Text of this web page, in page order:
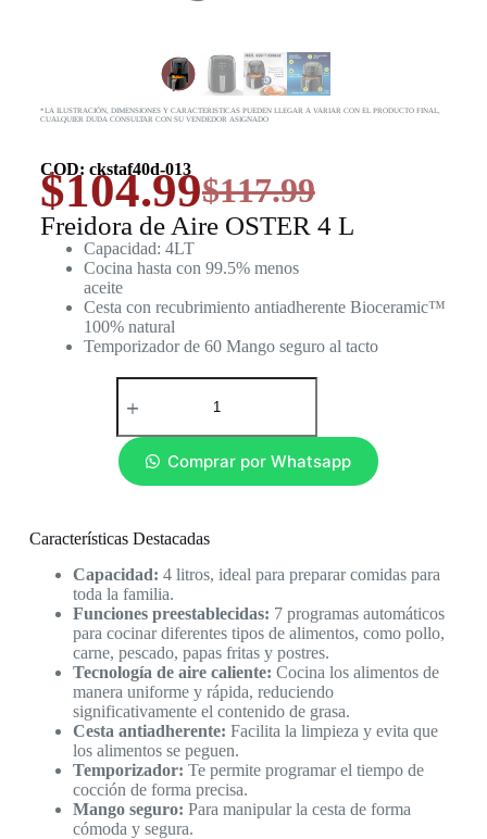
*LA ILUSTRACIÓN, DIMENSIONES Y CARACTERISTICAS PUEDEN LLEGAR A VARIAR CON EL PRODUCTO FINAL,
CUALQUIER DUDA CONSULTAR CON SU VENDEDOR ASIGNADO
COD: ckstaf40d-013
$117.99
$104.99
Freidora de Aire OSTER 4 L
Capacidad: 4LT
Cocina hasta con 99.5% menos
aceite
Cesta con recubrimiento antiadherente Bioceramic™
100% natural
Temporizador de 60 Mango seguro al tacto
Comprar por Whatsapp
Características Destacadas
Capacidad: 4 litros, ideal para preparar comidas para
toda la familia.
Funciones preestablecidas: 7 programas automáticos
para cocinar diferentes tipos de alimentos, como pollo,
carne, pescado, papas fritas y postres.
Tecnología de aire caliente: Cocina los alimentos de
manera uniforme y rápida, reduciendo
significativamente el contenido de grasa.
Cesta antiadherente: Facilita la limpieza y evita que
los alimentos se peguen.
Temporizador: Te permite programar el tiempo de
cocción de forma precisa.
Mango seguro: Para manipular la cesta de forma
cómoda y segura.